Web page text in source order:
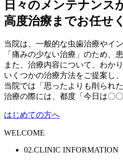
日々のメンテナンス
高度治療までお任せ
当院は、一般的な虫歯治療やイ
「痛みの少ない治療」のため、
また、治療内容について、わか
いくつかの治療方法をご提案し
当院では「思ったよりも削られ
治療の際には、都度「今日は〇
はじめての方へ
WELCOME
02.CLINIC INFORMATION